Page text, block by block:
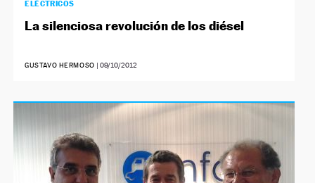
ELÉCTRICOS
La silenciosa revolución de los diésel
GUSTAVO HERMOSO | 09/10/2012